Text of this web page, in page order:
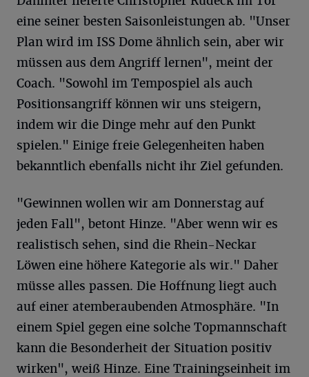
eine seiner besten Saisonleistungen ab. "Unser
Plan wird im ISS Dome ähnlich sein, aber wir
müssen aus dem Angriff lernen", meint der
Coach. "Sowohl im Tempospiel als auch
Positionsangriff können wir uns steigern,
indem wir die Dinge mehr auf den Punkt
spielen." Einige freie Gelegenheiten haben
bekanntlich ebenfalls nicht ihr Ziel gefunden.
"Gewinnen wollen wir am Donnerstag auf
jeden Fall", betont Hinze. "Aber wenn wir es
realistisch sehen, sind die Rhein-Neckar
Löwen eine höhere Kategorie als wir." Daher
müsse alles passen. Die Hoffnung liegt auch
auf einer atemberaubenden Atmosphäre. "In
einem Spiel gegen eine solche Topmannschaft
kann die Besonderheit der Situation positiv
wirken", weiß Hinze. Eine Trainingseinheit im